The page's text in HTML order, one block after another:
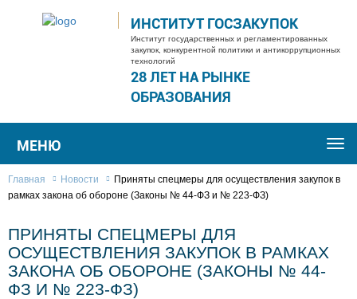
ИНСТИТУТ ГОСЗАКУПОК
Институт государственных и регламентированных
закупок, конкурентной политики и антикоррупционных
технологий
28 ЛЕТ НА РЫНКЕ
ОБРАЗОВАНИЯ
МЕНЮ
Главная Новости
Приняты спецмеры для осуществления закупок в
рамках закона об обороне (Законы № 44-ФЗ и № 223-ФЗ)
ПРИНЯТЫ СПЕЦМЕРЫ ДЛЯ
ОСУЩЕСТВЛЕНИЯ ЗАКУПОК В РАМКАХ
ЗАКОНА ОБ ОБОРОНЕ (ЗАКОНЫ № 44-
ФЗ И № 223-ФЗ)